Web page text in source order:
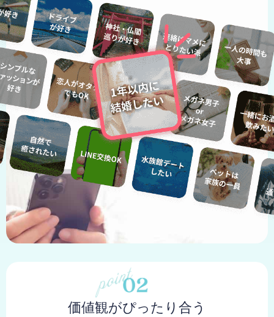
価値観がぴったり合う